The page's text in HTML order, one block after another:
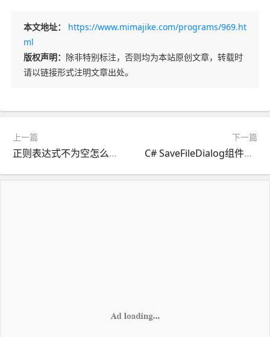
本文地址：
https://www.mimajike.com/programs/969.ht
ml
版权声明： 除非特别标注，否则均为本站原创文章，转载时
请以链接形式注明文章出处。
上一篇
正则表达式不为空怎么写？
下一篇
C# SaveFileDialog组件的用法